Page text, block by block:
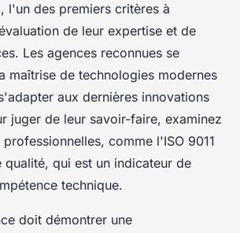
, l'un des premiers critères à
de leur expertise et de
Les agences reconnues se
maîtrise de technologies modernes
aux dernières innovations
juger de leur savoir-faire, examinez
comme l'ISO 9011
qualité, qui est un indicateur de
technique.
doit démontrer une